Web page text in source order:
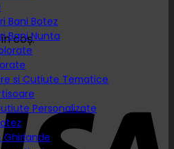
coș.
Bani Botez
Bani Nunta
si Cutiute Tematice
Personalizate
Ghirlande